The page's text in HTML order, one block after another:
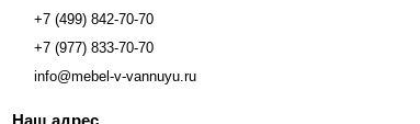
+7 (499) 842-70-70
+7 (977) 833-70-70
info@mebel-v-vannuyu.ru